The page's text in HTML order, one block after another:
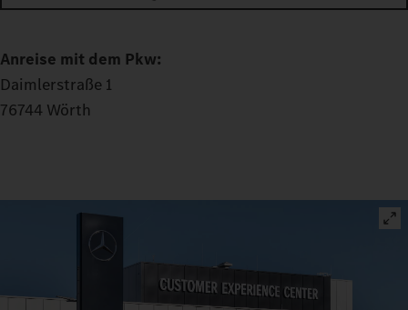
Anreise mit dem Pkw:
Daimlerstraße 1
76744 Wörth